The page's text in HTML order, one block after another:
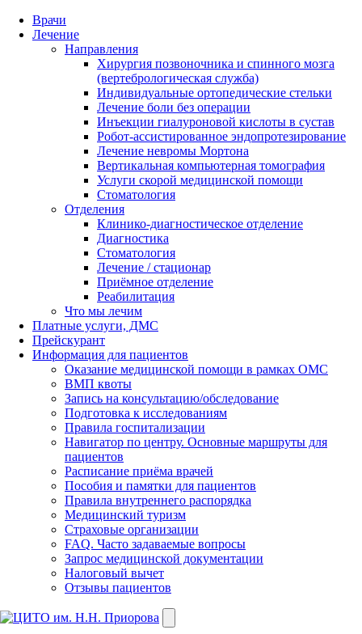
Врачи
Лечение
Направления
Хирургия позвоночника и спинного мозга
(вертебрологическая служба)
Индивидуальные ортопедические стельки
Лечение боли без операции
Инъекции гиалуроновой кислоты в сустав
Робот-ассистированное эндопротезирование
Лечение невромы Мортона
Вертикальная компьютерная томография
Услуги скорой медицинской помощи
Стоматология
Отделения
Клинико-диагностическое отделение
Диагностика
Стоматология
Лечение / стационар
Приёмное отделение
Реабилитация
Что мы лечим
Платные услуги, ДМС
Прейскурант
Информация для пациентов
Оказание медицинской помощи в рамках ОМС
ВМП квоты
Запись на консультацию/обследование
Подготовка к исследованиям
Правила госпитализации
Навигатор по центру. Основные маршруты для
пациентов
Расписание приёма врачей
Пособия и памятки для пациентов
Правила внутреннего распорядка
Медицинский туризм
Страховые организации
FAQ. Часто задаваемые вопросы
Запрос медицинской документации
Налоговый вычет
Отзывы пациентов